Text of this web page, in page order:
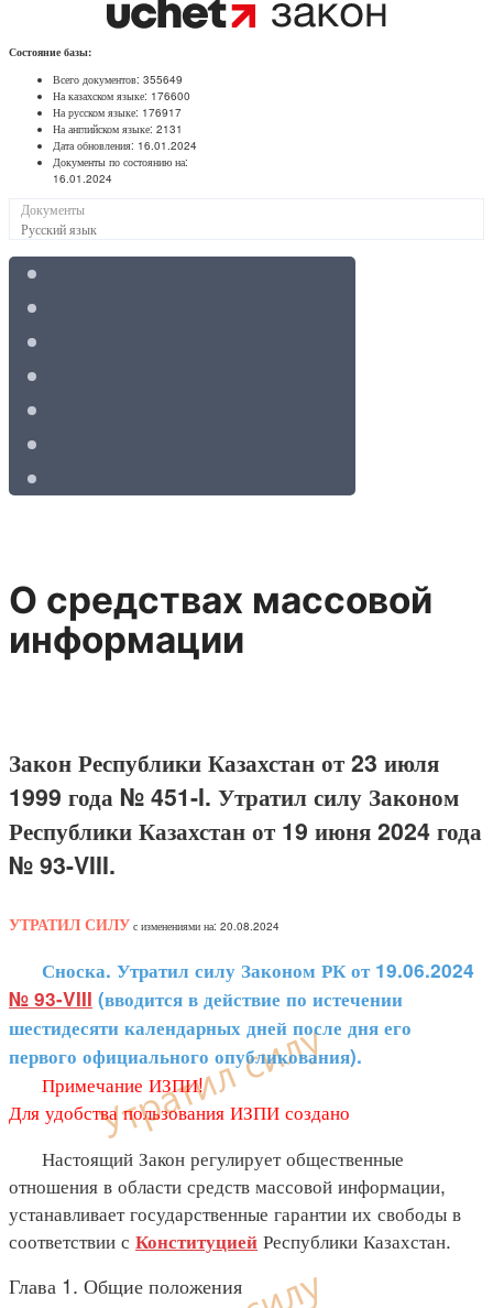
Состояние базы:
Всего документов: 355649
На казахском языке: 176600
На русском языке: 176917
На английском языке: 2131
Дата обновления: 16.01.2024
Документы по состоянию на:
16.01.2024
Документы
Русский язык
О средствах массовой
информации
Закон Республики Казахстан от 23 июля
1999 года № 451-I. Утратил силу Законом
Республики Казахстан от 19 июня 2024 года
№ 93-VIII.
УТРАТИЛ СИЛУ с изменениями на: 20.08.2024
Сноска. Утратил силу Законом РК от 19.06.2024
№ 93-VIII (вводится в действие по истечении
шестидесяти календарных дней после дня его
первого официального опубликования).
Примечание ИЗПИ!
Для удобства пользования ИЗПИ создано
Настоящий Закон регулирует общественные
отношения в области средств массовой информации,
устанавливает государственные гарантии их свободы в
соответствии с Конституцией Республики Казахстан.
Глава 1. Общие положения